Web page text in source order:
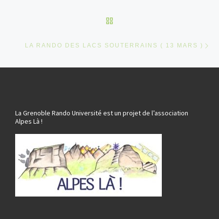
LA RANDO DES LACS SOUTERRAINS ( 13 MARS )
La Grenoble Rando Université est un projet de l’association
Alpes Là !